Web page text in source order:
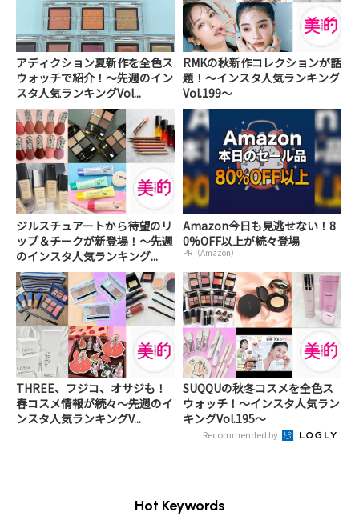
アディクション夏新作を全色ス
ウォッチで紹介！～先週のイン
スタ人気ランキングVol...
RMKの秋新作コレクションが話
題！～インスタ人気ランキング
Vol.199～
ジルスチュアートから待望のリ
ップ＆チークが新登場！～先週
のインスタ人気ランキング...
Amazon今日も見逃せない！8
0%OFF以上が続々登場
PR（Amazon）
THREE、フジコ、オサジも！
春コスメ情報が続々～先週のイ
ンスタ人気ランキングV...
SUQQUの秋冬コスメを全色ス
ウォッチ！～インスタ人気ラン
キングVol.195～
Recommended by
Hot Keywords